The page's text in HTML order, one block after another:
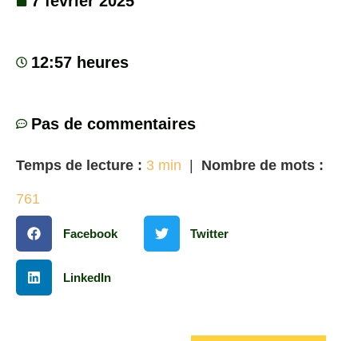
12:57 heures
Pas de commentaires
Temps de lecture : 3 min Nombre de mots :
761
Facebook Twitter
LinkedIn